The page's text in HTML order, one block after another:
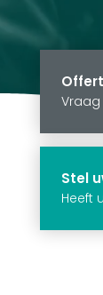
Stel
Heeft